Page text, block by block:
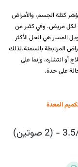
كتلة الجسم، والأمراض
لكل مريض. وفي كثير من
المسار هي الحل الأكثر
المرتبطة بالسمنة.لذلك
أو انتشاره، وإنما على
على حدة.
المعدة
(2 صوتين)